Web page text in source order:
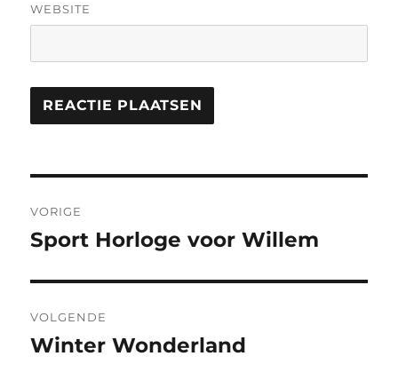
WEBSITE
VORIGE
Vorig
Sport Horloge voor Willem
VOLGENDE
Volgend
Winter Wonderland